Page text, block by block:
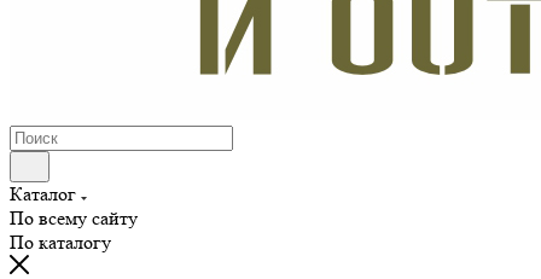
Каталог
По всему сайту
По каталогу